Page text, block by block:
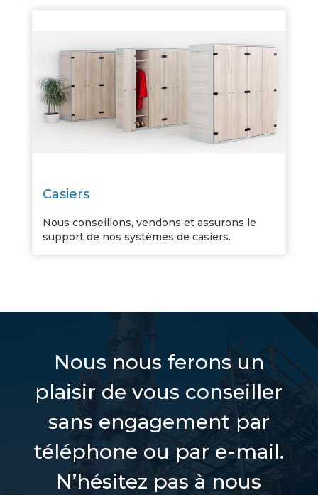
Casiers
Nous conseillons, vendons et assurons le
support de nos systèmes de casiers.
Nous nous ferons un
plaisir de vous conseiller
sans engagement par
téléphone ou par e-mail.
N’hésitez pas à nous